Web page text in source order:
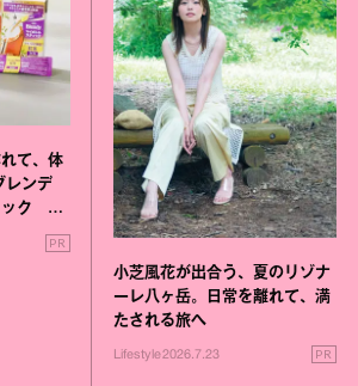
て、体
レンデ
ック い
が誕生
PR
小芝風花が出合う、夏のリゾナ
ーレ八ヶ岳。日常を離れて、満
たされる旅へ
Lifestyle2026.7.23 PR